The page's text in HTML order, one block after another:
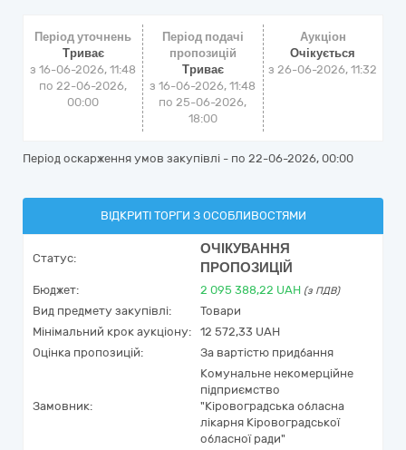
Період уточнень
Триває
з 16-06-2026, 11:48
по 22-06-2026,
00:00
Період подачі
пропозицій
Триває
з 16-06-2026, 11:48
по 25-06-2026,
18:00
Аукціон
Очікується
з26-06-2026, 11:32
Період оскарження умов закупівлі - по 22-06-2026, 00:00
ВІДКРИТІ ТОРГИ З ОСОБЛИВОСТЯМИ
Статус:
ОЧІКУВАННЯ
ПРОПОЗИЦІЙ
Бюджет: 2 095 388,22 UAH (з ПДВ)
Вид предмету закупівлі:
Товари
Мінімальний крок аукціону:
12 572,33 UAH
Оцінка пропозицій:
За вартістю придбання
Замовник:
Комунальне некомерційне
підприємство
"Кіровоградська обласна
лікарня Кіровоградської
обласної ради"